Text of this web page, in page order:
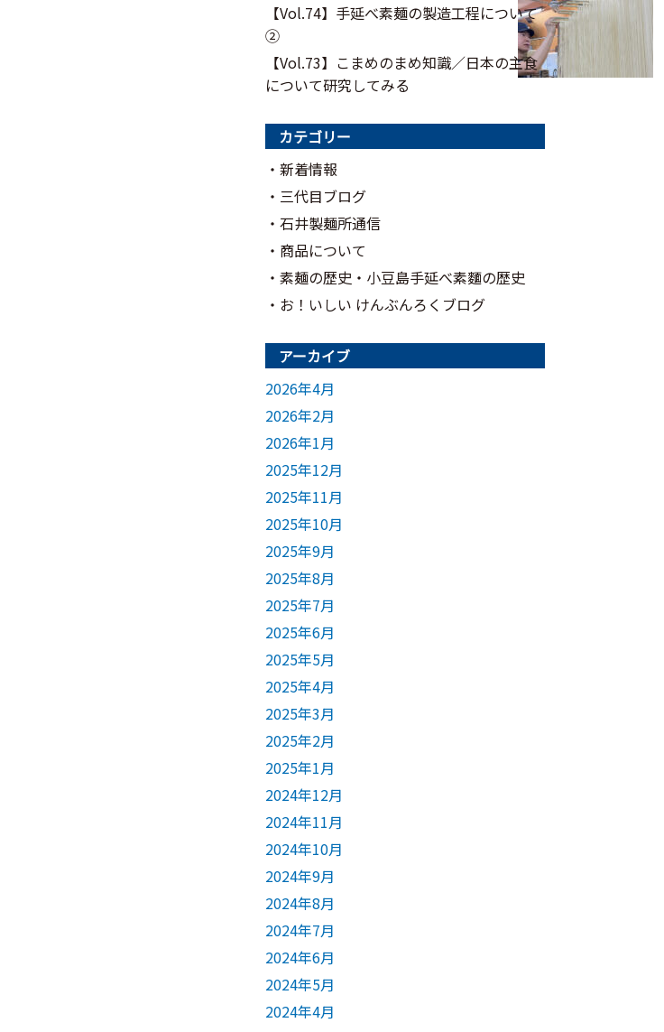
【Vol.74】手延べ素麺の製造工程について
②
【Vol.73】こまめのまめ知識／日本の主食
について研究してみる
カテゴリー
新着情報
三代目ブログ
石井製麺所通信
商品について
素麺の歴史・小豆島手延べ素麵の歴史
お！いしい けんぶんろくブログ
アーカイブ
2026年4月
2026年2月
2026年1月
2025年12月
2025年11月
2025年10月
2025年9月
2025年8月
2025年7月
2025年6月
2025年5月
2025年4月
2025年3月
2025年2月
2025年1月
2024年12月
2024年11月
2024年10月
2024年9月
2024年8月
2024年7月
2024年6月
2024年5月
2024年4月